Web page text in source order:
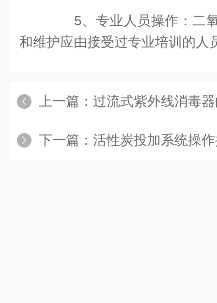
5、专业人员操作：二氧
和维护应由接受过专业培训的人
上一篇： 过流式紫外线消毒
下一篇： 活性炭投加系统操